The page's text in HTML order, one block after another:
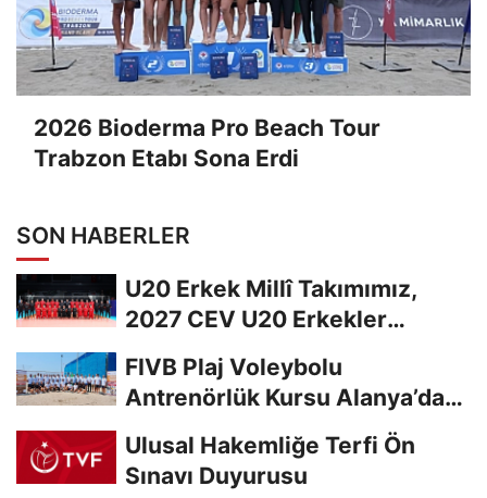
2026 Bioderma Pro Beach Tour
Trabzon Etabı Sona Erdi
SON HABERLER
U20 Erkek Millî Takımımız,
2027 CEV U20 Erkekler
FIVB Plaj Voleybolu
Antrenörlük Kursu Alanya’da
Ulusal Hakemliğe Terfi Ön
Sınavı Duyurusu